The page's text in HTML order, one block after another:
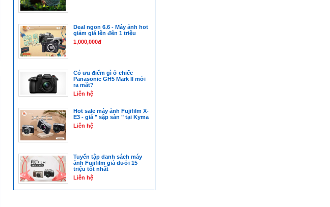
Deal ngon 6.6 - Máy ảnh hot
giảm giá lên đến 1 triệu
1,000,000đ
Có ưu điểm gì ở chiếc
Panasonic GH5 Mark II mới
ra mắt?
Liên hệ
Hot sale máy ảnh Fujifilm X-
E3 - giá " sập sàn " tại Kyma
Liên hệ
Tuyển tập danh sách máy
ảnh Fujifilm giá dưới 15
triệu tốt nhất
Liên hệ